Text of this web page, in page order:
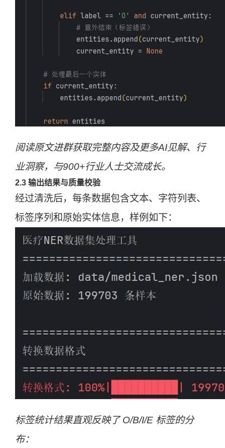
阅读原文进群获取完整内容及更多AI见解、行
业洞察，与900+行业人士交流成长。
2.3 输出结果与质量校验
经过清洗后，每条数据包含文本、字符列表、
标签序列和原始实体信息，样例如下：
标签统计结果直观反映了 O/B/I/E 标签的分
布：